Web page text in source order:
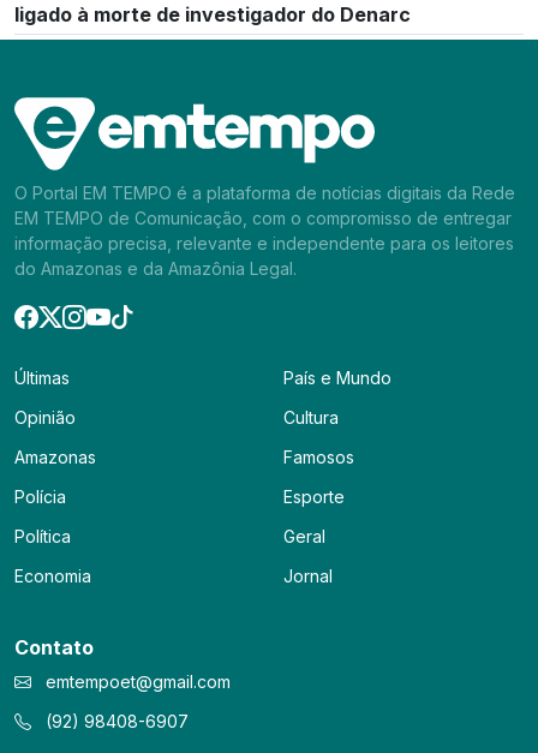
ligado à morte de investigador do Denarc
O Portal EM TEMPO é a plataforma de notícias digitais da Rede
EM TEMPO de Comunicação, com o compromisso de entregar
informação precisa, relevante e independente para os leitores
do Amazonas e da Amazônia Legal.
Últimas
Opinião
Amazonas
Polícia
Política
Economia
País e Mundo
Cultura
Famosos
Esporte
Geral
Jornal
Contato
emtempoet@gmail.com
(92) 98408-6907